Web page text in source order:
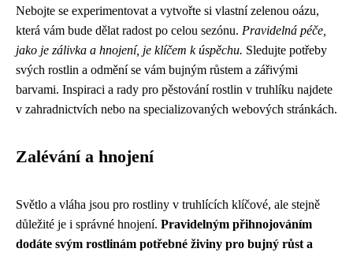
Nebojte se experimentovat a vytvořte si vlastní zelenou oázu,
která vám bude dělat radost po celou sezónu. Pravidelná péče,
jako je zálivka a hnojení, je klíčem k úspěchu. Sledujte potřeby
svých rostlin a odmění se vám bujným růstem a zářivými
barvami. Inspiraci a rady pro pěstování rostlin v truhlíku najdete
v zahradnictvích nebo na specializovaných webových stránkách.
Zalévání a hnojení
Světlo a vláha jsou pro rostliny v truhlících klíčové, ale stejně
důležité je i správné hnojení. Pravidelným přihnojováním
dodáte svým rostlinám potřebné živiny pro bujný růst a